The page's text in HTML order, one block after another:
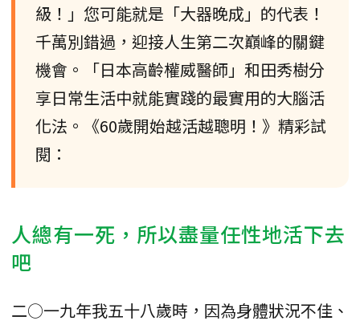
級！」您可能就是「大器晚成」的代表！
千萬別錯過，迎接人生第二次巔峰的關鍵
機會。「日本高齡權威醫師」和田秀樹分
享日常生活中就能實踐的最實用的大腦活
化法。《60歲開始越活越聰明！》精彩試
閱：
人總有一死，所以盡量任性地活下去
吧
二○一九年我五十八歲時，因為身體狀況不佳、